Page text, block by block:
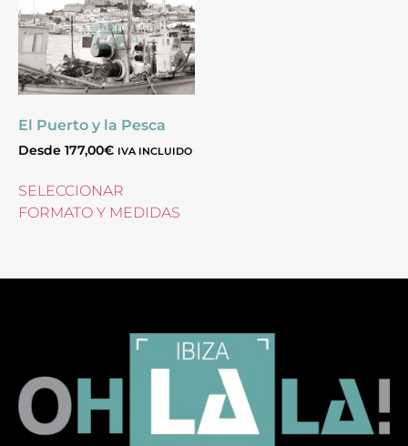
El Puerto y la Pesca
Desde 177,00€ IVA INCLUIDO
SELECCIONAR
FORMATO Y MEDIDAS